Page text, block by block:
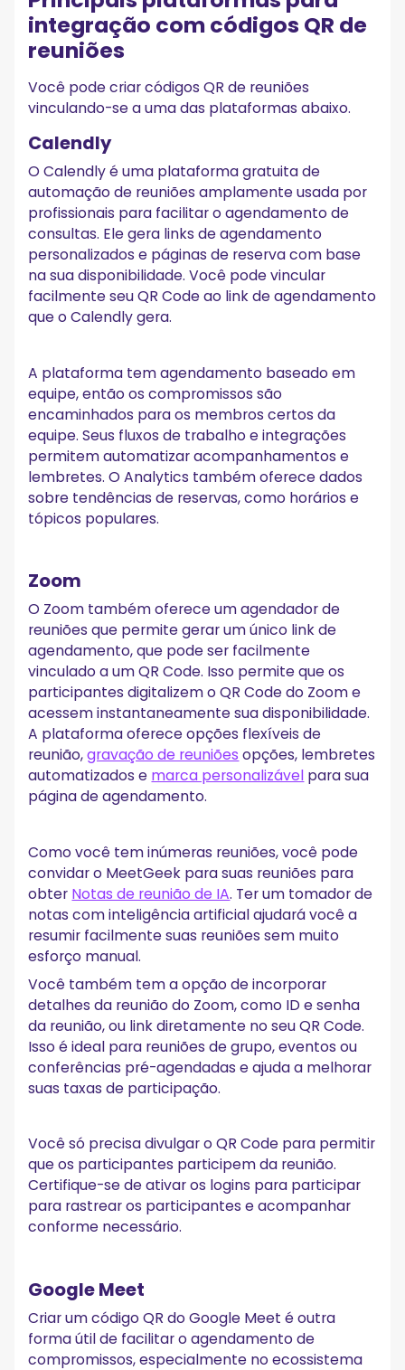
integração com códigos QR de
reuniões
Você pode criar códigos QR de reuniões
vinculando-se a uma das plataformas abaixo.
Calendly
O Calendly é uma plataforma gratuita de
automação de reuniões amplamente usada por
profissionais para facilitar o agendamento de
consultas. Ele gera links de agendamento
personalizados e páginas de reserva com base
na sua disponibilidade. Você pode vincular
facilmente seu QR Code ao link de agendamento
que o Calendly gera.
A plataforma tem agendamento baseado em
equipe, então os compromissos são
encaminhados para os membros certos da
equipe. Seus fluxos de trabalho e integrações
permitem automatizar acompanhamentos e
lembretes. O Analytics também oferece dados
sobre tendências de reservas, como horários e
tópicos populares.
Zoom
O Zoom também oferece um agendador de
reuniões que permite gerar um único link de
agendamento, que pode ser facilmente
vinculado a um QR Code. Isso permite que os
participantes digitalizem o QR Code do Zoom e
acessem instantaneamente sua disponibilidade.
A plataforma oferece opções flexíveis de
reunião,gravação de reuniões opções, lembretes
automatizados e marca personalizável para sua
página de agendamento.
Como você tem inúmeras reuniões, você pode
convidar o MeetGeek para suas reuniões para
obter Notas de reunião de IA. Ter um tomador de
notas com inteligência artificial ajudará você a
resumir facilmente suas reuniões sem muito
esforço manual.
Você também tem a opção de incorporar
detalhes da reunião do Zoom, como ID e senha
da reunião, ou link diretamente no seu QR Code.
Isso é ideal para reuniões de grupo, eventos ou
conferências pré-agendadas e ajuda a melhorar
suas taxas de participação.
Você só precisa divulgar o QR Code para permitir
que os participantes participem da reunião.
Certifique-se de ativar os logins para participar
para rastrear os participantes e acompanhar
conforme necessário.
Google Meet
Criar um código QR do Google Meet é outra
forma útil de facilitar o agendamento de
compromissos, especialmente no ecossistema